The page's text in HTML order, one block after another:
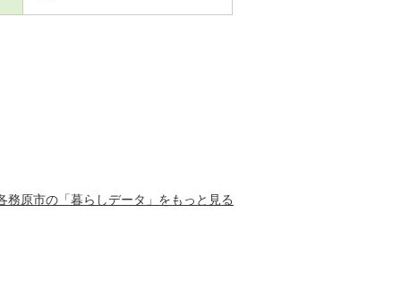
務原市の「暮らしデータ」をもっと見る